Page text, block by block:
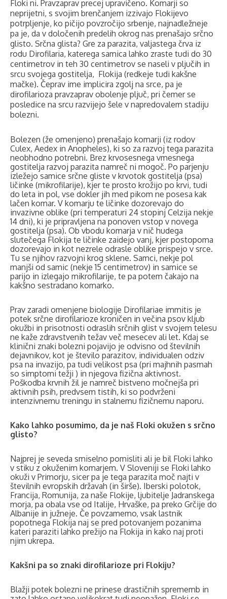
Floki ni. Pravzaprav precej upravičeno. Komarji so
neprijetni, s svojim brenčanjem izzivajo Flokijevo
potrpljenje, ko pičijo povzročijo srbenje, najnadležneje
pa je, da v določenih predelih okrog nas prenašajo srčno
glisto. Srčna glista? Gre za parazita, valjastega črva iz
rodu Dirofilaria, katerega samica lahko zraste tudi do 30
centimetrov in teh 30 centimetrov se naseli v pljučih in
srcu svojega gostitelja, Flokija (redkeje tudi kakšne
mačke). Čeprav ime implicira zgolj na srce, pa je
dirofilarioza pravzaprav obolenje pljuč, pri čemer se
posledice na srcu razvijejo šele v napredovalem stadiju
bolezni.
Bolezen (že omenjeno) prenašajo komarji (iz rodov
Culex, Aedex in Anopheles), ki so za razvoj tega parazita
neobhodno potrebni. Brez krvosesnega vmesnega
gostitelja razvoj parazita namreč ni mogoč. Po parjenju
izležejo samice srčne gliste v krvotok gostitelja (psa)
ličinke (mikrofilarije), kjer te prosto krožijo po krvi, tudi
do leta in pol, vse dokler jih med pikom ne posesa kak
lačen komar. V komarju te ličinke dozorevajo do
invazivne oblike (pri temperaturi 24 stopinj Celzija nekje
14 dni), ki je pripravljena na ponoven vstop v novega
gostitelja (psa). Ob vbodu komarja v nič hudega
slutečega Flokija te ličinke zaidejo vanj, kjer postopoma
dozorevajo in kot nezrele odrasle oblike prispejo v srce.
Tu se njihov razvojni krog sklene. Samci, nekje pol
manjši od samic (nekje 15 centimetrov) in samice se
parijo in izlegajo mikrofilarije, te pa potem čakajo na
kakšno sestradano komarko.
Prav zaradi omenjene biologije Dirofilariae immitis je
potek srčne dirofilarioze kroničen in večina psov kljub
okužbi in prisotnosti odraslih srčnih glist v svojem telesu
ne kaže zdravstvenih težav več mesecev ali let. Kdaj se
klinični znaki bolezni pojavijo je odvisno od številnih
dejavnikov, kot je število parazitov, individualen odziv
psa na invazijo, pa tudi velikost psa (pri majhnih pasmah
so simptomi težji ) in njegova fizična aktivnost.
Poškodba krvnih žil je namreč bistveno močnejša pri
aktivnih psih, predvsem tistih, ki so podvrženi
intenzivnemu treningu in stalnemu fizičnemu naporu.
Kako lahko posumimo, da je naš Floki okužen s srčno
glisto?
Najprej je seveda smiselno pomisliti ali je bil Floki lahko
v stiku z okuženim komarjem. V Sloveniji se Floki lahko
okuži v Primorju, sicer pa je tega parazita moč najti v
številnih evropskih državah (in širše). Iberski polotok,
Francija, Romunija, za naše Flokije, ljubitelje Jadranskega
morja, pa obala vse od Italije, Hrvaške, pa preko Grčije do
Albanije in južneje. Če povzamemo, vsak lastnik
popotnega Flokija naj se pred potovanjem pozanima
kateri paraziti lahko prežijo na Flokija in kako naj proti
njim ukrepa.
Kakšni pa so znaki dirofilarioze pri Flokiju?
Blažji potek bolezni ne prinese drastičnih sprememb in